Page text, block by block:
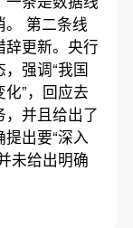
第二条线
辞更新。央行
强调“我国
”，回应去
并且给出了
出要“深入
未给出明确